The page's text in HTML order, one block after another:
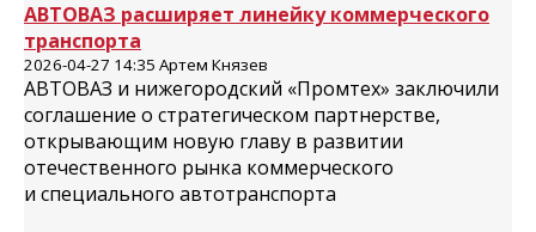
АВТОВАЗ расширяет линейку коммерческого
транспорта
2026-04-27 14:35 Артем Князев
АВТОВАЗ и нижегородский «Промтех» заключили
соглашение о стратегическом партнерстве,
открывающим новую главу в развитии
отечественного рынка коммерческого
и специального автотранспорта